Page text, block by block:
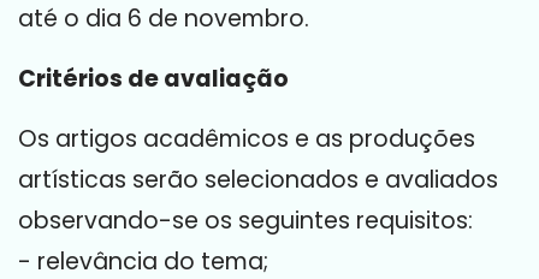
até o dia 6 de novembro.
Critérios de avaliação
Os artigos acadêmicos e as produções
artísticas serão selecionados e avaliados
observando-se os seguintes requisitos:
- relevância do tema;